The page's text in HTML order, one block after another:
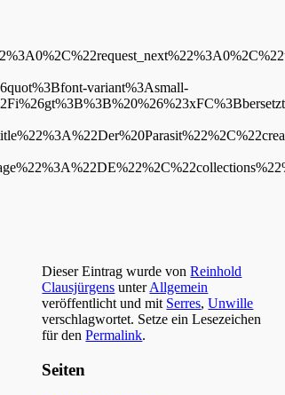
variant%3Asmall-
Dieser Eintrag wurde vonReinhold
Clausjürgens unterAllgemein
veröffentlicht und mit Serres,Unwille
verschlagwortet. Setze ein Lesezeichen
für denPermalink.
Seiten